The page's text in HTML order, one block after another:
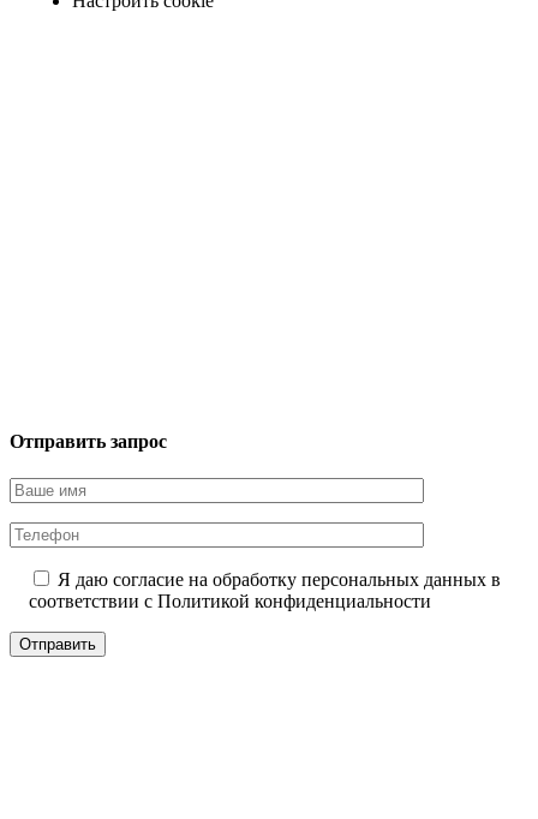
Отправить запрос
Я даю согласие на обработку персональных данных в
соответствии с Политикой конфиденциальности